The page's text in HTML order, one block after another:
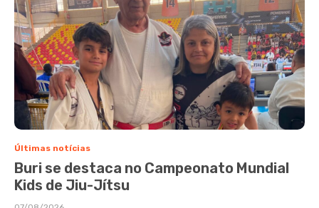
Últimas notícias
Buri se destaca no Campeonato Mundial
Kids de Jiu-Jítsu